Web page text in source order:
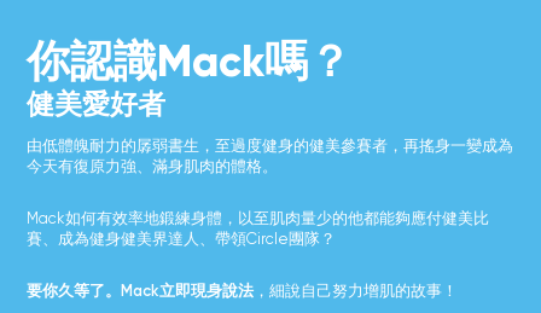
你認識Mack嗎？
健美愛好者
由低體魄耐力的孱弱書生，至過度健身的健美參賽者，再搖身一變成為
今天有復原力強、滿身肌肉的體格。
Mack如何有效率地鍛練身體，以至肌肉量少的他都能夠應付健美比
賽、成為健身健美界達人、帶領Circle團隊？
要你久等了。Mack立即現身說法 ，細說自己努力增肌的故事！